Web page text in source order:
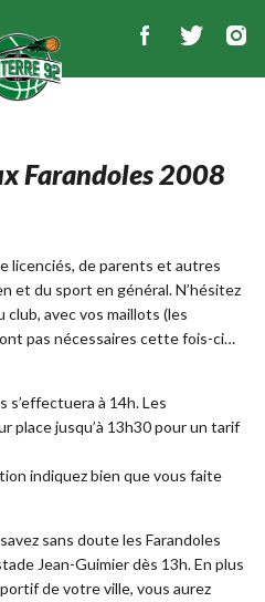
Farandoles 2008
licenciés, de parents et autres
et du sport en général. N’hésitez
club, avec vos maillots (les
pas nécessaires cette fois-ci…
s’effectuera à 14h. Les
place jusqu’à 13h30 pour un tarif
indiquez bien que vous faite
sans doute les Farandoles
Jean-Guimier dès 13h. En plus
de votre ville, vous aurez